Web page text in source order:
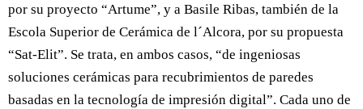
por su proyecto “Artume”, y a Basile Ribas, también de la
Escola Superior de Cerámica de l´Alcora, por su propuesta
“Sat-Elit”. Se trata, en ambos casos, “de ingeniosas
soluciones cerámicas para recubrimientos de paredes
basadas en la tecnología de impresión digital”. Cada uno de